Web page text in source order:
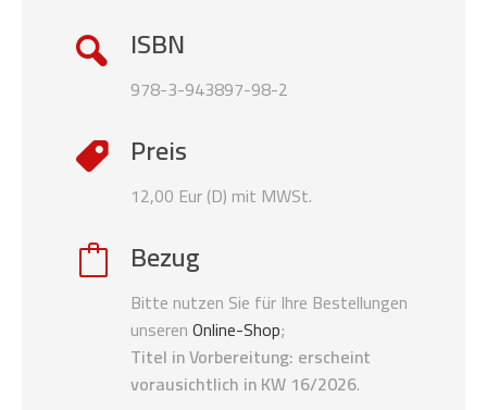
ISBN
978-3-943897-98-2
Preis
12,00 Eur (D) mit MWSt.
Bezug
Bitte nutzen Sie für Ihre Bestellungen
unserenOnline-Shop;
Titel in Vorbereitung: erscheint
vorausichtlich in KW 16/2026.